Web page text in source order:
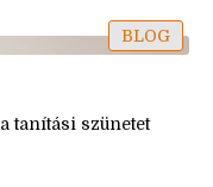
BLOG
tanítási szünetet